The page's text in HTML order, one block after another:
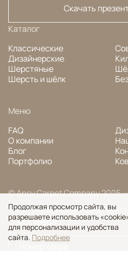
Скачать
Каталог
Классические
Дизайнерские
Шерстяные
Шерсть и шёлк
Меню
FAQ
О компании
Блог
Портфолио
© Ansy Carpet Company 2005
Политика конфиденциальности
Поиск ковра
Продолжая просмотр сайта, вы
разрешаете использовать
для персонализации и удобства
сайта. Подробнее